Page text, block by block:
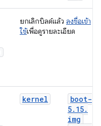
ยกเลิกบิลด์แล้ว ลงชื่อเข้า
ใช้เพื่อดูรายละเอียด
kernel
boot-
5. 15.
img